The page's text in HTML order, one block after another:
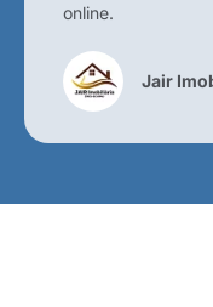
online.
Jair